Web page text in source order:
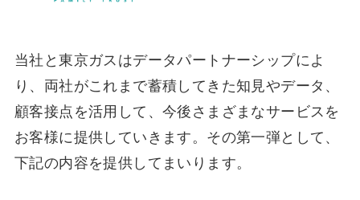
当社と東京ガスはデータパートナーシップによ
り、両社がこれまで蓄積してきた知見やデータ、
顧客接点を活用して、今後さまざまなサービスを
お客様に提供していきます。その第一弾として、
下記の内容を提供してまいります。